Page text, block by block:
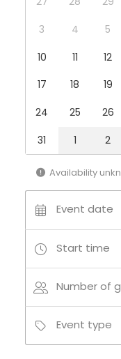
3
4 5
10
11 12
17
18 19
24
25 26
31
1 2
Availability
Event date
Start time
Number of
Event type